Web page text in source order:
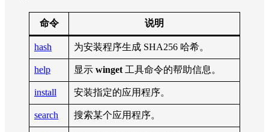
命令 说明
hash 为安装程序生成 SHA256 哈希。
help 显示 winget 工具命令的帮助信息。
install 安装指定的应用程序。
search 搜索某个应用程序。